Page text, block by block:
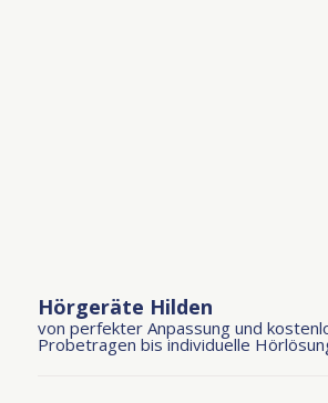
Hörgeräte Hilden
von perfekter Anpassung und
Probetragen bis individuelle